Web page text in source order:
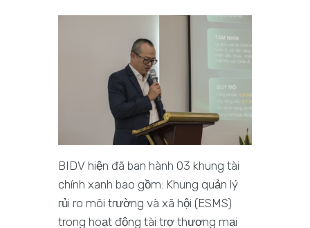
BIDV hiện đã ban hành 03 khung tài
chính xanh bao gồm: Khung quản lý
rủi ro môi trường và xã hội (ESMS)
trong hoạt động tài trợ thương mại